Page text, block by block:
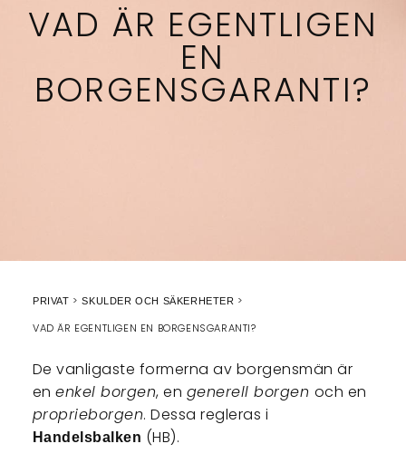
VAD ÄR EGENTLIGEN
EN
BORGENSGARANTI?
PRIVAT SKULDER OCH SÄKERHETER
VAD ÄR EGENTLIGEN EN BORGENSGARANTI?
De vanligaste formerna av borgensmän är
enenkel borgen, en generell borgen och en
proprieborgen. Dessa regleras i
Handelsbalken (HB).